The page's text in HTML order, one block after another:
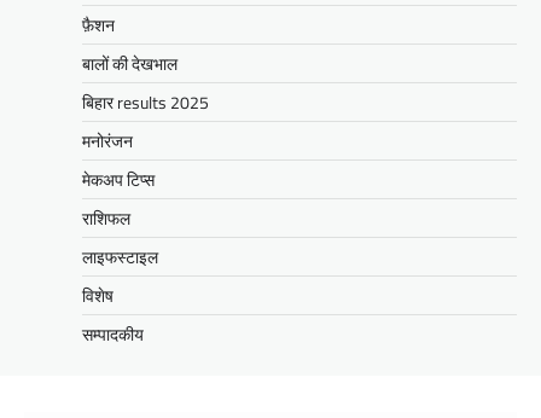
फ़ैशन
बालों की देखभाल
बिहार results 2025
मनोरंजन
मेकअप टिप्स
राशिफल
लाइफस्टाइल
विशेष
सम्पादकीय